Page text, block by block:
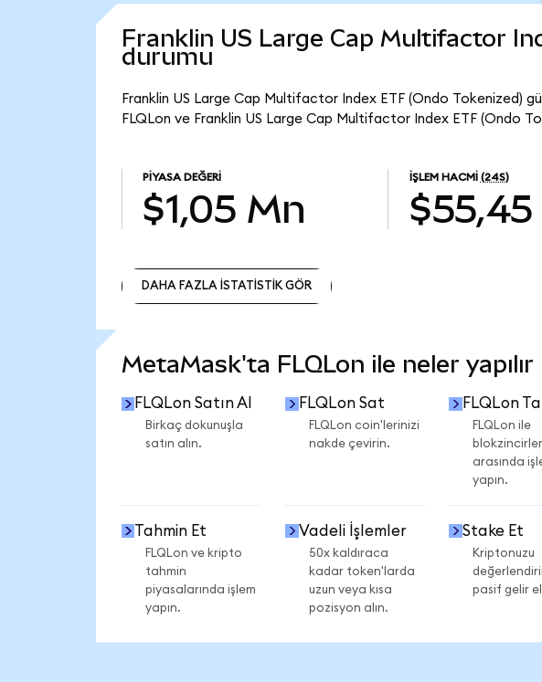
Franklin US Large Cap Multifactor
durumu
Franklin US Large Cap Multifactor Index ETF (Ondo Tokenized)
FLQLon ve Franklin US Large Cap Multifactor Index ETF (Ondo
PIYASA DEĞERI
$1,05 Mn
İŞLEM HACMI (24S)
$55,45
DAHA FAZLA İSTATİSTİK GÖR
MetaMask'ta FLQLon ile neler yapılır
FLQLon Satın Al
Birkaç dokunuşla
satın alın.
FLQLon Sat
FLQLon coin'lerinizi
nakde çevirin.
FLQLon
FLQLon ile
arasında
yapın.
Tahmin Et
FLQLon ve kripto
tahmin
piyasalarında işlem
yapın.
Vadeli İşlemler
50x kaldıraca
kadar token'larda
uzun veya kısa
pozisyon alın.
Stake Et
Kriptonuzu
pasif gelir